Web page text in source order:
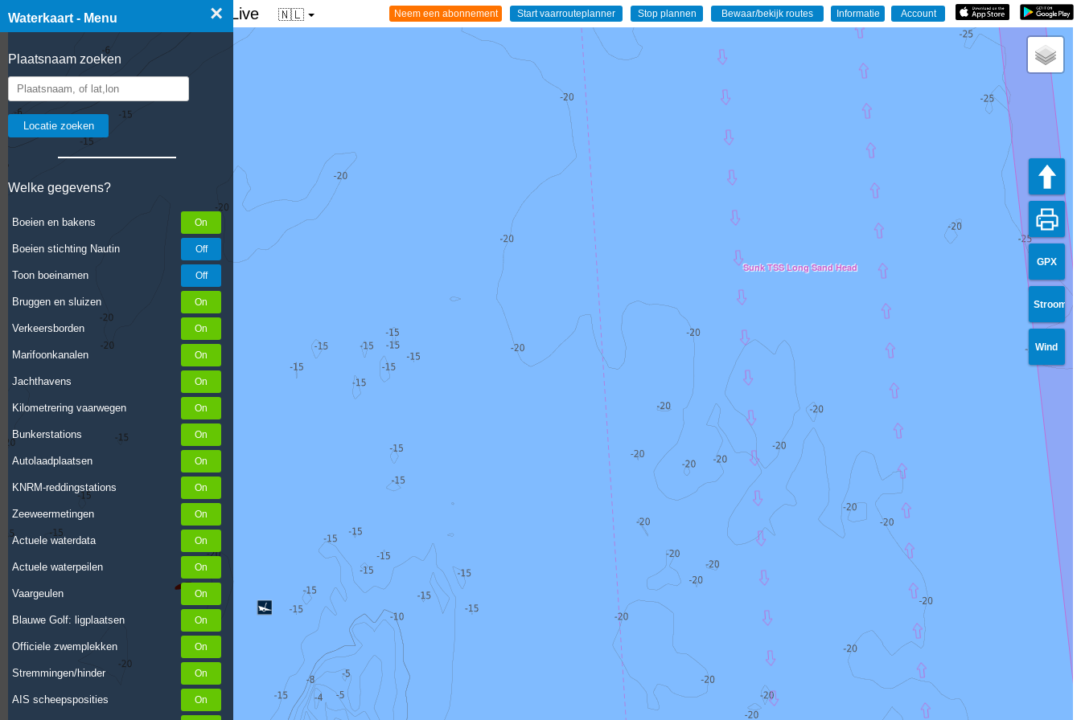
Waterkaart - Menu ×
Plaatsnaam zoeken
Welke gegevens?
Boeien en bakens
Boeien stichting Nautin
Toon boeinamen
Bruggen en sluizen
Verkeersborden
Marifoonkanalen
Jachthavens
Kilometrering vaarwegen
Bunkerstations
Autolaadplaatsen
KNRM-reddingstations
Zeeweermetingen
Actuele waterdata
Actuele waterpeilen
Vaargeulen
Blauwe Golf: ligplaatsen
Officiele zwemplekken
Stremmingen/hinder
AIS scheepsposities
☰ Waterkaart van Nederland - Live 🇳🇱
GPX
Stroom
Wind
Sunk TSS Long Sand Head